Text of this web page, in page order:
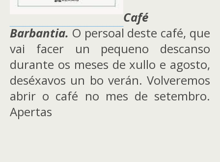
Café
Barbantia. O persoal deste café, que
vai facer un pequeno descanso
durante os meses de xullo e agosto,
deséxavos un bo verán. Volveremos
abrir o café no mes de setembro.
Apertas